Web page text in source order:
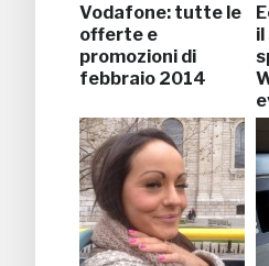
Vodafone: tutte le
offerte e
promozioni di
febbraio 2014
il